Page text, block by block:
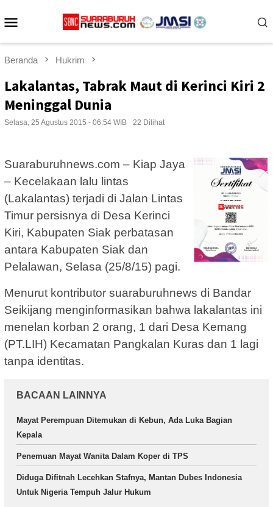
ke
Beranda Hukrim
Lakalantas, Tabrak Maut di Kerinci Kiri 2
Meninggal Dunia
Selasa, 25 Agustus 2015 - 06:54 WIB 22 Dilihat
Suaraburuhnews.com – Kiap Jaya
– Kecelakaan lalu lintas
(Lakalantas) terjadi di Jalan Lintas
Timur persisnya di Desa Kerinci
Kiri, Kabupaten Siak perbatasan
antara Kabupaten Siak dan
Pelalawan, Selasa (25/8/15) pagi.
Menurut kontributor suaraburuhnews di Bandar
Seikijang menginformasikan bahwa lakalantas ini
menelan korban 2 orang, 1 dari Desa Kemang
(PT.LIH) Kecamatan Pangkalan Kuras dan 1 lagi
tanpa identitas.
BACAAN LAINNYA
Mayat Perempuan Ditemukan di Kebun, Ada Luka Bagian
Kepala
Penemuan Mayat Wanita Dalam Koper di TPS
Diduga Difitnah Lecehkan Stafnya, Mantan Dubes Indonesia
Untuk Nigeria Tempuh Jalur Hukum